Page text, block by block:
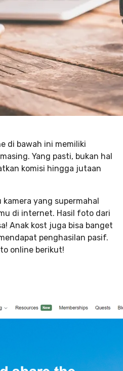
di bawah ini memiliki
Yang pasti, bukan hal
komisi hingga jutaan
kamera yang supermahal
di internet. Hasil foto dari
Anak kost juga bisa banget
penghasilan pasif.
online berikut!